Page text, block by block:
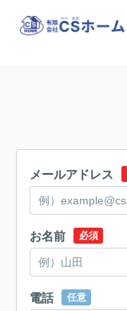
メールアドレス
お名前 必須
電話 任意